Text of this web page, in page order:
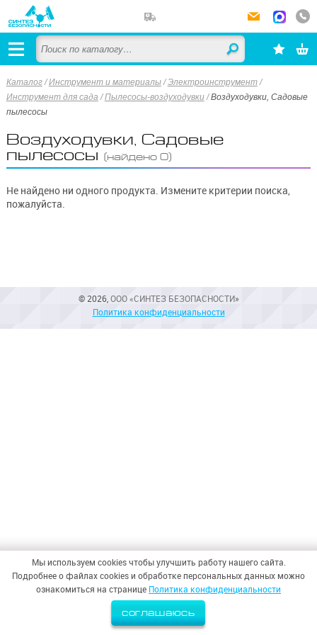
Каталог /Инструмент и материалы /Электроинструмент /
Инструмент для сада /Пылесосы-воздуходувки /Воздуходувки, Садовые
пылесосы
Воздуходувки, Садовые
пылесосы (найдено 0)
Не найдено ни одного продукта. Измените критерии поиска,
пожалуйста.
© 2026, ООО «СИНТЕЗ БЕЗОПАСНОСТИ»
Политика конфиденциальности
Мы используем cookies чтобы улучшить работу нашего сайта.
Подробнее о файлах cookies и обработке персональных данных можно
ознакомиться на странице Политика конфиденциальности
соглашаюсь